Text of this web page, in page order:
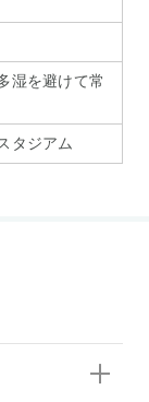
湿を避けて常
タジアム